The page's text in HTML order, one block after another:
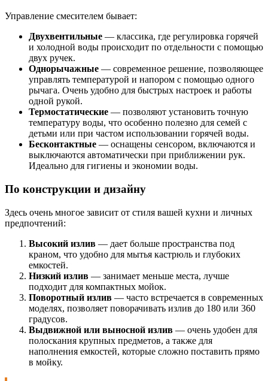
Управление смесителем бывает:
Двухвентильные — классика, где регулировка горячей
и холодной воды происходит по отдельности с помощью
двух ручек.
Однорычажные — современное решение, позволяющее
управлять температурой и напором с помощью одного
рычага. Очень удобно для быстрых настроек и работы
одной рукой.
Термостатические — позволяют установить точную
температуру воды, что особенно полезно для семей с
детьми или при частом использовании горячей воды.
Бесконтактные — оснащены сенсором, включаются и
выключаются автоматически при приближении рук.
Идеально для гигиены и экономии воды.
По конструкции и дизайну
Здесь очень многое зависит от стиля вашей кухни и личных
предпочтений:
Высокий излив — дает больше пространства под
краном, что удобно для мытья кастрюль и глубоких
емкостей.
Низкий излив — занимает меньше места, лучше
подходит для компактных мойок.
Поворотный излив — часто встречается в современных
моделях, позволяет поворачивать излив до 180 или 360
градусов.
Выдвижной или выносной излив — очень удобен для
полоскания крупных предметов, а также для
наполнения емкостей, которые сложно поставить прямо
в мойку.